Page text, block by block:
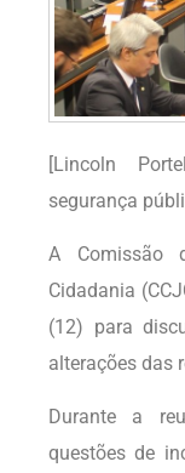
[Lincoln
segurança
A Comissão
Cidadania
(12) para
alterações das
Durante a
questões de